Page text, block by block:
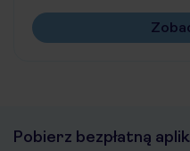
Pobierz bezpłatną